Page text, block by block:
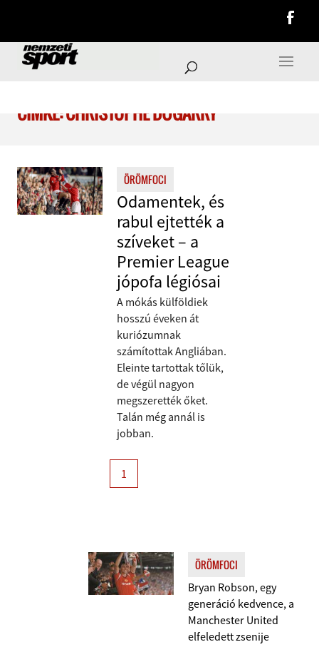
CÍMKE: CHRISTOPHE DUGARRY
ÖRÖMFOCI
Odamentek, és
rabul ejtették a
szíveket – a
Premier League
jópofa légiósai
A mókás külföldiek
hosszú éveken át
kuriózumnak
számítottak Angliában.
Eleinte tartottak tőlük,
de végül nagyon
megszerették őket.
Talán még annál is
jobban.
1
ÖRÖMFOCI
Bryan Robson, egy
generáció kedvence, a
Manchester United
elfeledett zsenije